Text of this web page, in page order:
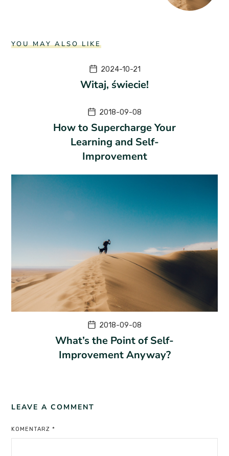
YOU MAY ALSO LIKE
2024-10-21
Witaj, świecie!
2018-09-08
How to Supercharge Your
Learning and Self-
Improvement
2018-09-08
What’s the Point of Self-
Improvement Anyway?
LEAVE A COMMENT
KOMENTARZ*